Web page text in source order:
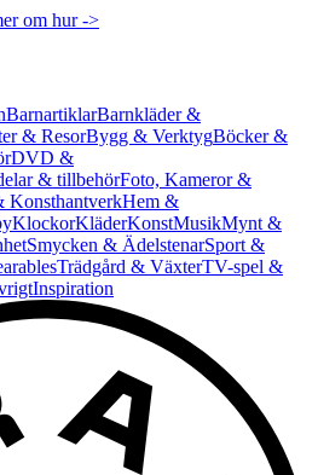
om hur ->
BarnartiklarBarnkläder &
& ResorBygg & VerktygBöcker &
DVD &
& tillbehörFoto, Kameror &
KonsthantverkHem &
KlockorKläderKonstMusikMynt &
Smycken & ÄdelstenarSport &
Trädgård & VäxterTV-spel &
Inspiration